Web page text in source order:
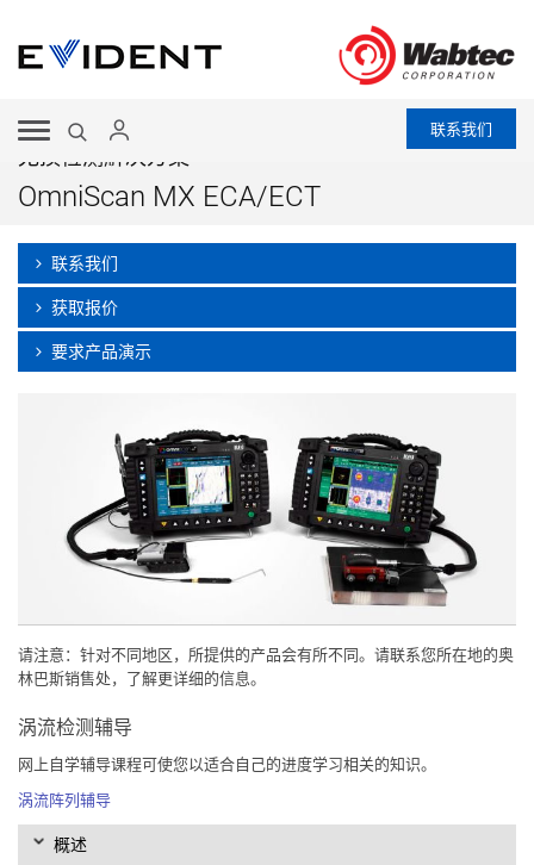
联系我们
无损检测解决方案
OmniScan MX ECA/ECT
联系我们
获取报价
要求产品演示
请注意：针对不同地区，所提供的产品会有所不同。请联系您所在地的奥
林巴斯销售处，了解更详细的信息。
涡流检测辅导
网上自学辅导课程可使您以适合自己的进度学习相关的知识。
涡流阵列辅导
概述